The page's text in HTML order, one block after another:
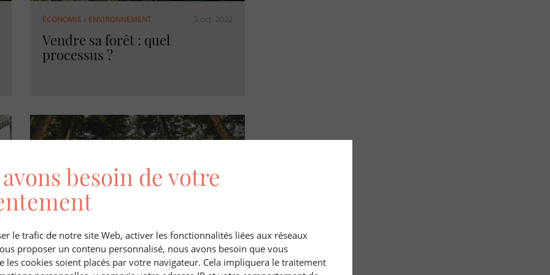
ÉCONOMIE / ENVIRONNEMENT 3 oct. 2022
Vendre sa forêt : quel
processus ?
GROUPEMENT FORESTIER/ ÉCONOMIE 30 juin 2022
besoin de votre
le trafic de notre site Web, activer les fonctionnalités liées aux réseaux
proposer un contenu personnalisé, nous avons besoin que vous
les cookies soient placés par votre navigateur. Cela impliquera le traitement